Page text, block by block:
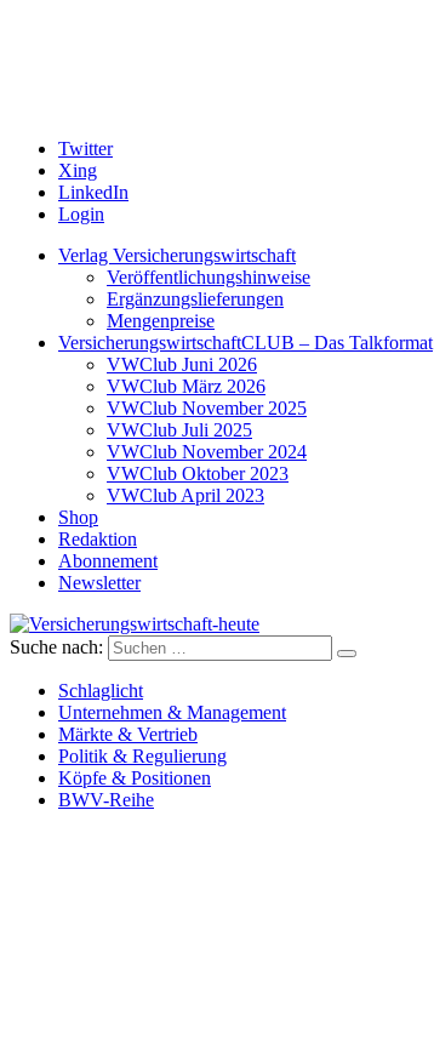
Twitter
Xing
LinkedIn
Login
Verlag Versicherungswirtschaft
Veröffentlichungshinweise
Ergänzungslieferungen
Mengenpreise
VersicherungswirtschaftCLUB – Das Talkformat
VWClub Juni 2026
VWClub März 2026
VWClub November 2025
VWClub Juli 2025
VWClub November 2024
VWClub Oktober 2023
VWClub April 2023
Shop
Redaktion
Abonnement
Newsletter
Versicherungswirtschaft-heute
Suche nach:
Schlaglicht
Unternehmen & Management
Märkte & Vertrieb
Politik & Regulierung
Köpfe & Positionen
BWV-Reihe